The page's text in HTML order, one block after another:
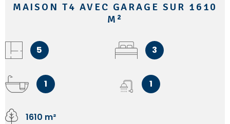
MAISON T4 AVEC GARAGE SUR 1610
M²
5 3
1 1
1610 m²